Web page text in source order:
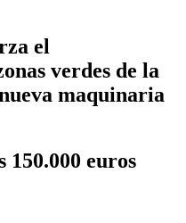
el
verdes de la
maquinaria
150.000 euros